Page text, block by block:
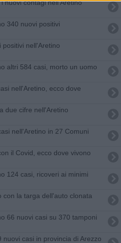
nuovi contagi nell'Aretino
340 nuovi positivi
positivi nell'Aretino
altri 584 casi, morto un uomo
nell'Aretino, ecco dove
due cifre nell'Aretino
nell'Aretino in 27 Comuni
il Covid, ecco dove vivono
124 casi, ricoveri ai minimi
con la targa dell'auto clonata
66 nuovi casi su 370 tamponi
nuovi casi in provincia di Arezzo